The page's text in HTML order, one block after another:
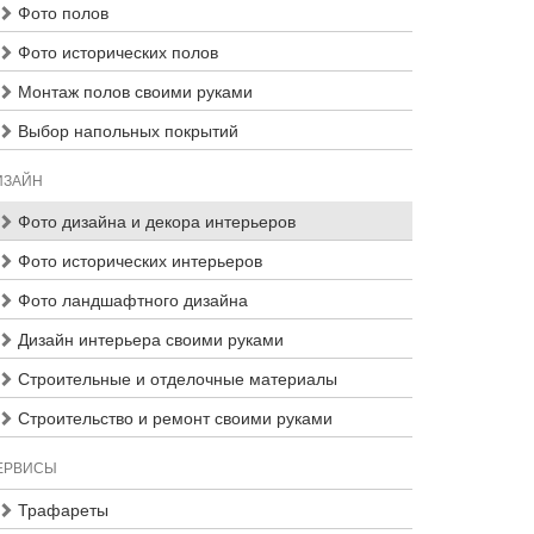
Фото полов
Фото исторических полов
Монтаж полов своими руками
Выбор напольных покрытий
Фото дизайна и декора интерьеров
Фото исторических интерьеров
Фото ландшафтного дизайна
Дизайн интерьера своими руками
Строительные и отделочные материалы
Строительство и ремонт своими руками
Трафареты